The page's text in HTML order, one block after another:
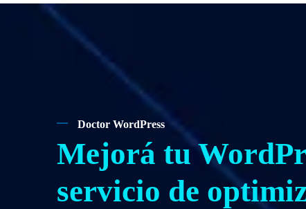
Doctor WordPress
Mejorá tu
servicio de